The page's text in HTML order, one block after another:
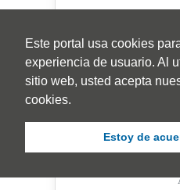
Este portal usa cookies
experiencia de usuario. Al
sitio web, usted acepta
cookies.
Estoy de